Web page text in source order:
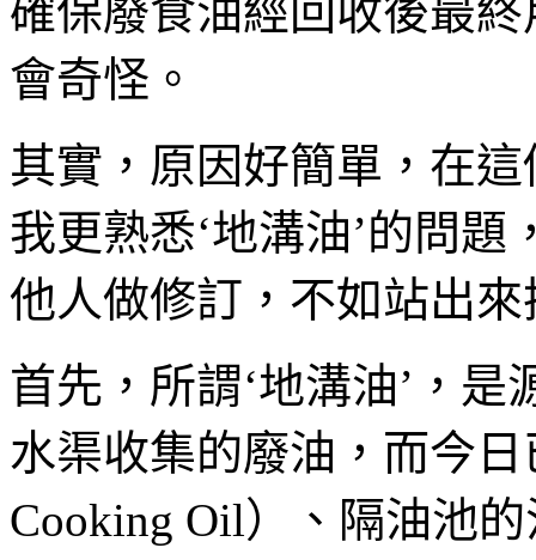
確保廢食油經回收後最
會奇怪。
其實，原因好簡單，在
我更熟悉‘地溝油’的問
他人做修訂，不如站出
首先，所謂‘地溝油’，
水渠收集的廢油，而今
Cooking Oil）、隔油池的